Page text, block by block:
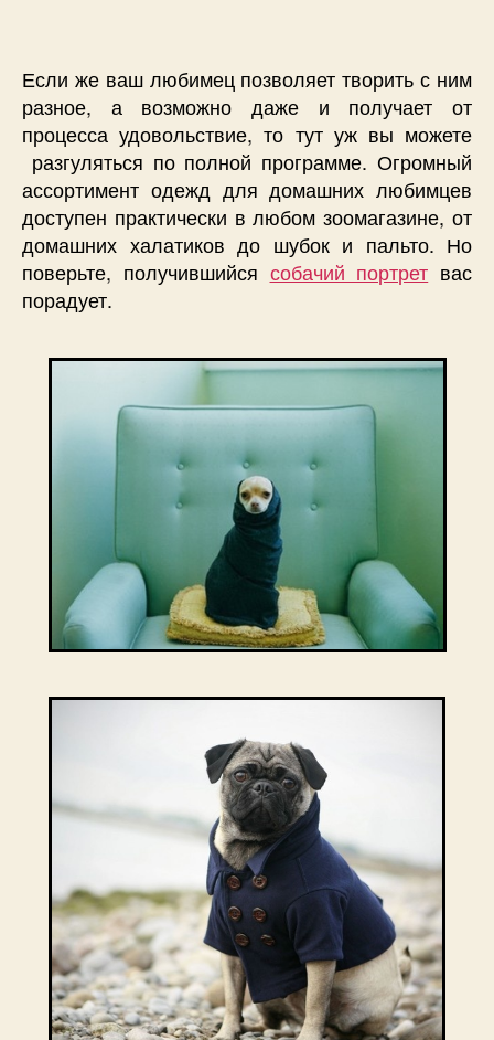
Если же ваш любимец позволяет творить с ним
разное, а возможно даже и получает от
процесса удовольствие, то тут уж вы можете
разгуляться по полной программе. Огромный
ассортимент одежд для домашних любимцев
доступен практически в любом зоомагазине, от
домашних халатиков до шубок и пальто. Но
поверьте, получившийся собачий портрет вас
порадует.